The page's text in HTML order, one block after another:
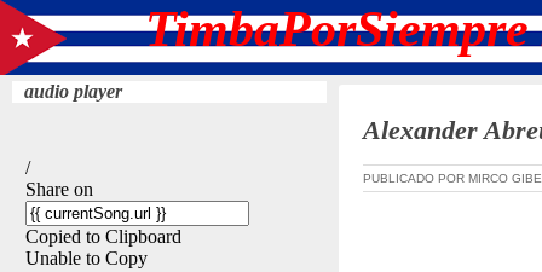
TimbaPorSiempre
audio player
Alexander
PUBLICADO POR MIRCO